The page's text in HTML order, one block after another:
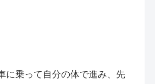
に乗って自分の体で進み、先